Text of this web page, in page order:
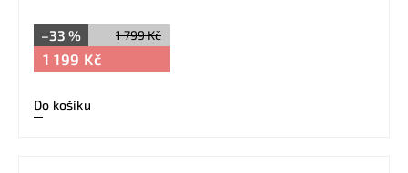
1 799 Kč
–33 %
1 199 Kč
Do košíku